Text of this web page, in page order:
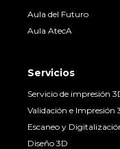
Aula del Futuro
Aula AtecA
Servicios
Servicio de impresión
Validación e Impresión
Escaneo y
Diseño 3D